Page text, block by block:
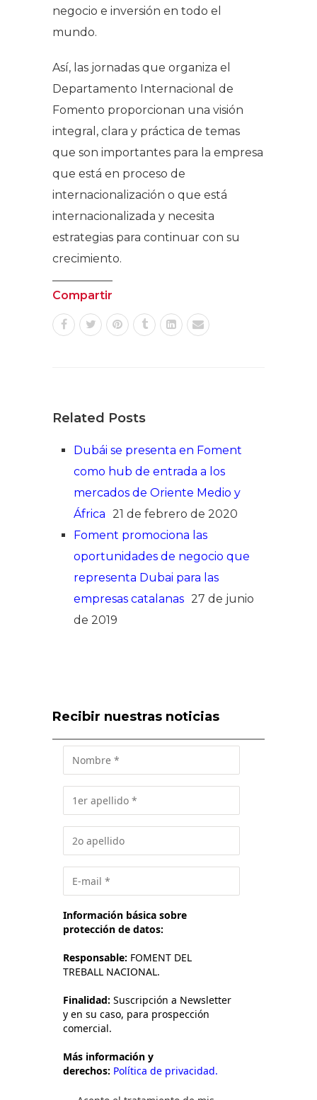
negocio e inversión en todo el
mundo.
Así, las jornadas que organiza el
Departamento Internacional de
Fomento proporcionan una visión
integral, clara y práctica de temas
que son importantes para la empresa
que está en proceso de
internacionalización o que está
internacionalizada y necesita
estrategias para continuar con su
crecimiento.
Compartir
Related Posts
Dubái se presenta en Foment
como hub de entrada a los
mercados de Oriente Medio y
África 21 de febrero de 2020
Foment promociona las
oportunidades de negocio que
representa Dubai para las
empresas catalanas 27 de junio
de 2019
Recibir nuestras noticias
Información básica sobre
protección de datos:
Responsable: FOMENT DEL
TREBALL NACIONAL.
Finalidad: Suscripción a Newsletter
y en su caso, para prospección
comercial.
Más información y
derechos: Política de privacidad.